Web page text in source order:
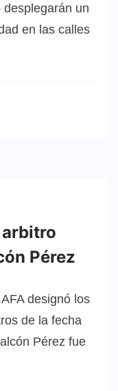
un
en las calles
Pérez
designó los
de la fecha
Pérez fue